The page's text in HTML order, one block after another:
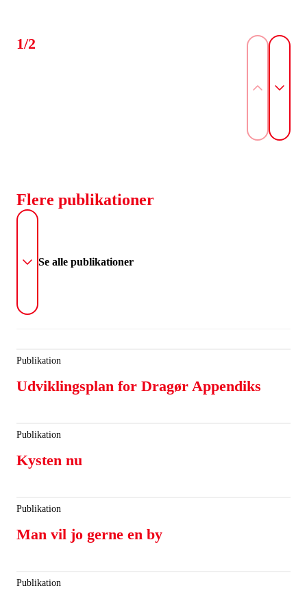
1/2
Flere publikationer
Se alle publikationer
Publikation
Udviklingsplan for Dragør Appendiks
Publikation
Kysten nu
Publikation
Man vil jo gerne en by
Publikation